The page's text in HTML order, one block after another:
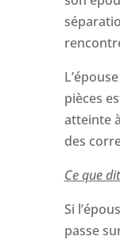
pièces
atteinte
des
Ce que
Si
passe